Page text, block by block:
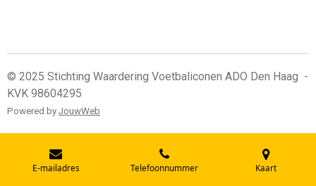
© 2025 Stichting Waardering Voetbaliconen ADO Den Haag -
KVK 98604295
Powered by JouwWeb
E-mailadres Telefoonnummer Kaart